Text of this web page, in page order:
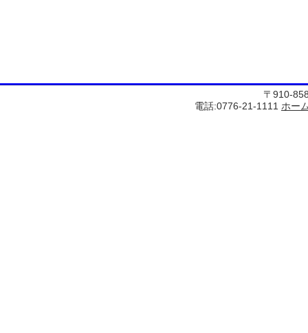
〒910-
電話:0776-21-1111 ホー